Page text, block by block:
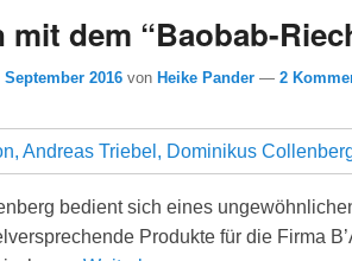
mit dem “Baobab-
September 2016 von Heike Pander — 2
bedient sich eines
Produkte für die Firma